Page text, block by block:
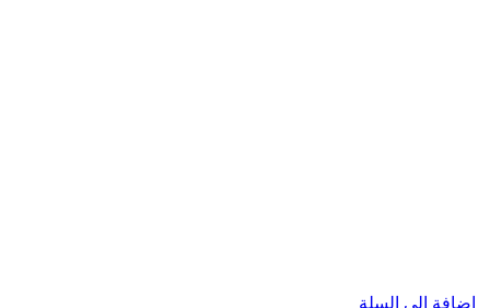
إضافة إلى السلة